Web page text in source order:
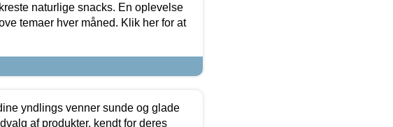
naturlige snacks. En oplevelse
temaer hver måned. Klik her for at
yndlings venner sunde og glade
af produkter, kendt for deres